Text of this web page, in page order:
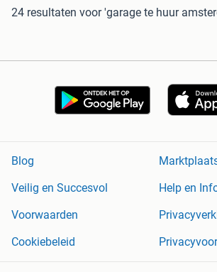
24 resultaten voor 'garage te huur
Blog
Veilig en Succesvol
Help en
Voorwaarden
Cookiebeleid